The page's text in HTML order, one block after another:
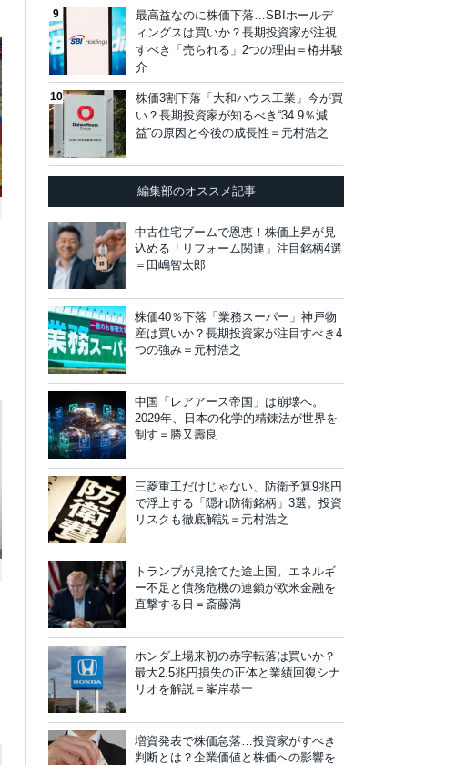
最高益なのに株価下落…SBIホールデ
ィングスは買いか？長期投資家が注視
すべき「売られる」2つの理由＝栫井駿
介
株価3割下落「大和ハウス工業」今が買
い？長期投資家が知るべき“34.9％減
益”の原因と今後の成長性＝元村浩之
編集部のオススメ記事
中古住宅ブームで恩恵！株価上昇が見
込める「リフォーム関連」注目銘柄4選
＝田嶋智太郎
株価40％下落「業務スーパー」神戸物
産は買いか？長期投資家が注目すべき4
つの強み＝元村浩之
中国「レアアース帝国」は崩壊へ。
2029年、日本の化学的精錬法が世界を
制す＝勝又壽良
三菱重工だけじゃない、防衛予算9兆円
で浮上する「隠れ防衛銘柄」3選。投資
リスクも徹底解説＝元村浩之
トランプが見捨てた途上国。エネルギ
ー不足と債務危機の連鎖が欧米金融を
直撃する日＝斎藤満
ホンダ上場来初の赤字転落は買いか？
最大2.5兆円損失の正体と業績回復シナ
リオを解説＝峯岸恭一
増資発表で株価急落…投資家がすべき
判断とは？企業価値と株価への影響を